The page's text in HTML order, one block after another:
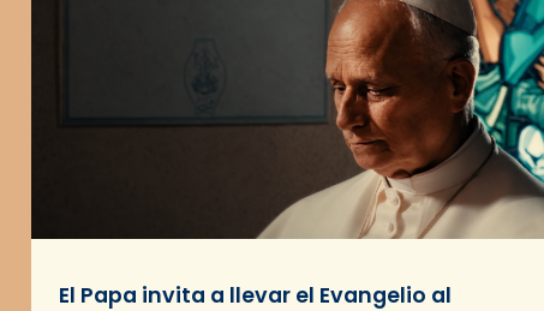
El Papa invita a llevar el Evangelio al